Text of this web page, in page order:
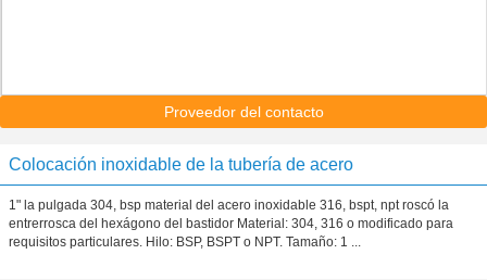
Proveedor del contacto
Colocación inoxidable de la tubería de acero
1" la pulgada 304, bsp material del acero inoxidable 316, bspt, npt roscó la
entrerrosca del hexágono del bastidor Material: 304, 316 o modificado para
requisitos particulares. Hilo: BSP, BSPT o NPT. Tamaño: 1 ...